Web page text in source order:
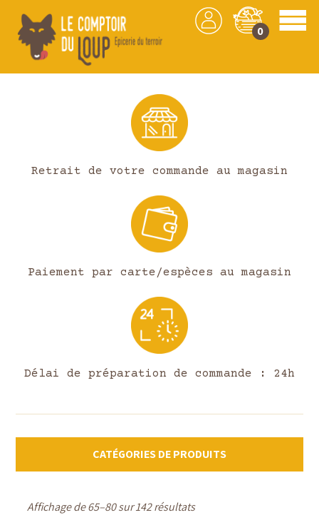
0
Les produits
Retrait de votre commande au magasin
Paiement par carte/espèces au magasin
Délai de préparation de commande : 24h
CATÉGORIES DE PRODUITS
Affichage de 65–80 sur 142 résultats